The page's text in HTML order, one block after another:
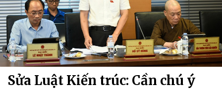
Sửa Luật Kiến trúc: Cần chú ý